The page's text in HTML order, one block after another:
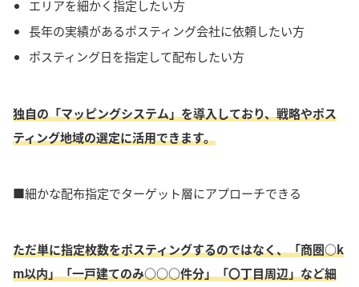
エリアを細かく指定したい方
長年の実績があるポスティング会社に依頼したい方
ポスティング日を指定して配布したい方
独自の「マッピングシステム」を導入しており、戦略やポス
ティング地域の選定に活用できます。
■細かな配布指定でターゲット層にアプローチできる
ただ単に指定枚数をポスティングするのではなく、「商圏○k
m以内」「一戸建てのみ○○○件分」「〇丁目周辺」など細